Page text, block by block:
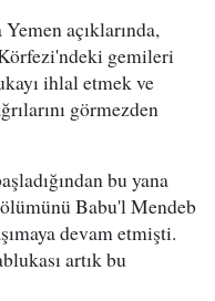
açıklarında,
gemileri
ihlal etmek ve
görmezden
bu yana
Babu'l Mendeb
devam etmişti.
artık bu